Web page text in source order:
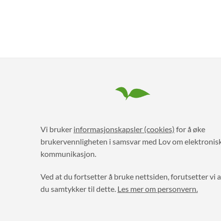
Vi bruker informasjonskapsler (cookies) for å øke
brukervennligheten i samsvar med Lov om
kommunikasjon.
Ved at du fortsetter å bruke nettsiden, forutsetter vi
du samtykker til dette. Les mer om personvern.